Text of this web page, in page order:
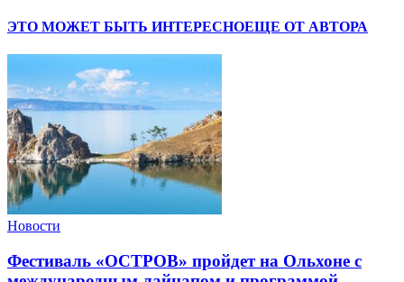
ЭТО МОЖЕТ БЫТЬ ИНТЕРЕСНОЕЩЕ ОТ АВТОРА
Новости
Фестиваль «ОСТРОВ» пройдет на Ольхоне с